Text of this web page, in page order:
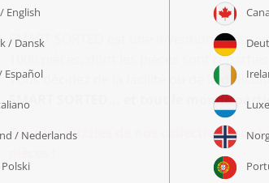
SMART SORTED est une invention
1000 pièces, dont les pièces sont
Vous décidez de la facilité ou de la
SMART SORTED... et tout le monde
Tous les puzzles de nos collections sont